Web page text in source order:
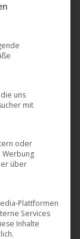
die
die eine
uns
mit
oder
über
Plattformen
Services
Inhalte